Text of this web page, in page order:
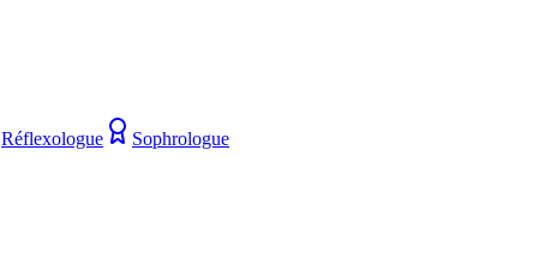
Réflexologue
Sophrologue